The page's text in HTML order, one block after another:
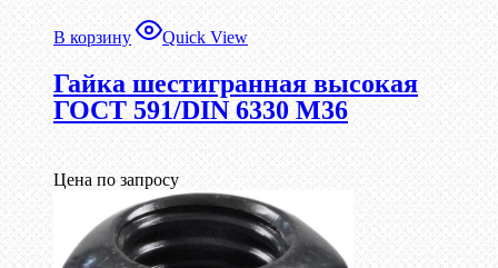
В корзину Quick View
Гайка шестигранная высокая
ГОСТ 591/DIN 6330 М36
Цена по запросу